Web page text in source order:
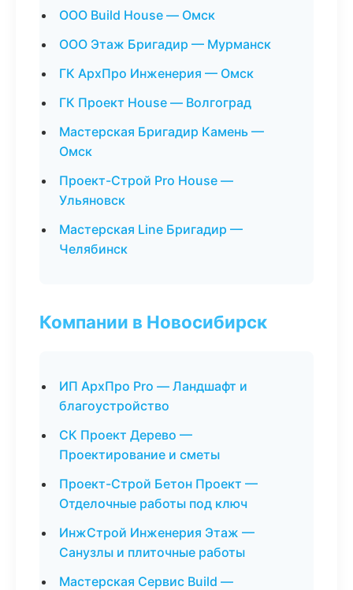
ООО Build House — Омск
ООО Этаж Бригадир — Мурманск
ГК АрхПро Инженерия — Омск
ГК Проект House — Волгоград
Мастерская Бригадир Камень —
Омск
Проект-Строй Pro House —
Ульяновск
Мастерская Line Бригадир —
Челябинск
Компании в Новосибирск
ИП АрхПро Pro — Ландшафт и
благоустройство
СК Проект Дерево —
Проектирование и сметы
Проект-Строй Бетон Проект —
Отделочные работы под ключ
ИнжСтрой Инженерия Этаж —
Санузлы и плиточные работы
Мастерская Сервис Build —